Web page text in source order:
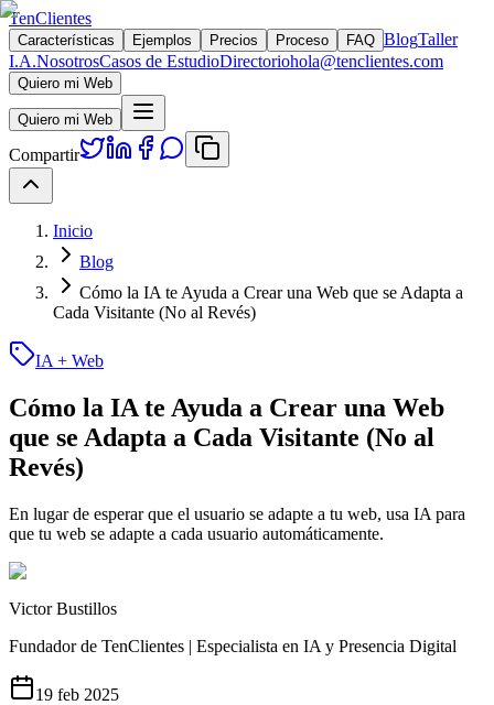
TenClientes
Características Ejemplos Precios Proceso FAQ BlogTaller
I.A.NosotrosCasos de EstudioDirectoriohola@tenclientes.com
Quiero mi Web
Quiero mi Web
Compartir
Inicio
Blog
Cómo la IA te Ayuda a Crear una Web que se Adapta a
Cada Visitante (No al Revés)
IA + Web
Cómo la IA te Ayuda a Crear una Web
que se Adapta a Cada Visitante (No al
Revés)
En lugar de esperar que el usuario se adapte a tu web, usa IA para
que tu web se adapte a cada usuario automáticamente.
Victor Bustillos
Fundador de TenClientes | Especialista en IA y Presencia Digital
19 feb 2025